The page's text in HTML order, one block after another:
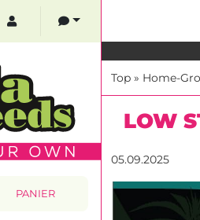
Top » Home-
LOW
05.09.2025
PANIER